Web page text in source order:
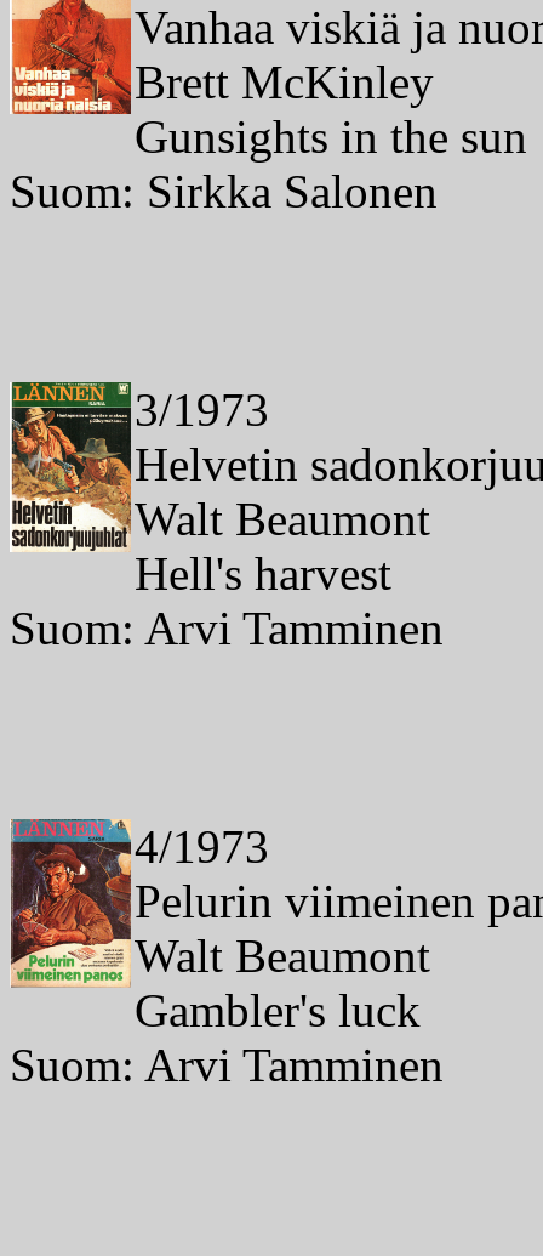
Vanhaa viskiä ja
Brett McKinley
Gunsights in the sun
Suom: Sirkka Salonen
3/1973
Helvetin
Walt Beaumont
Hell's harvest
Suom: Arvi Tamminen
4/1973
Pelurin viimeinen
Walt Beaumont
Gambler's luck
Suom: Arvi Tamminen